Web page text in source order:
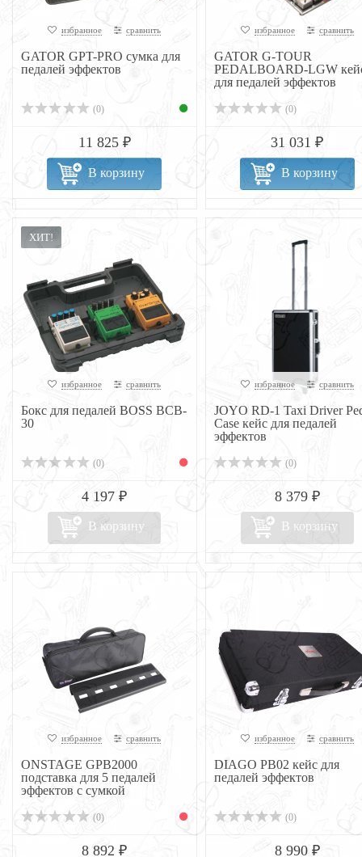
избранное сравнить
GATOR GPT-PRO сумка для
педалей эффектов
(0)
11 825 ₽
В корзину
избранное сравнить
GATOR G-TOUR
PEDALBOARD-LGW
для педалей эффектов
(0)
31 031 ₽
В корзину
ХИТ!
избранное сравнить
Бокс для педалей BOSS BCB-
30
(0)
4 197 ₽
В корзину
избранное сравнить
JOYO RD-1 Taxi Driver
Case кейс для педалей
эффектов
(0)
8 379 ₽
В корзину
избранное сравнить
ONSTAGE GPB2000
подставка для 5 педалей
эффектов с сумкой
(0)
8 892 ₽
избранное сравнить
DIAGO PB02 кейс для
педалей эффектов
(0)
8 990 ₽